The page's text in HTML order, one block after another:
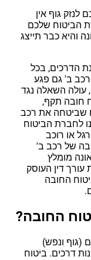
גוף אין
הביטוח שלכם
והיא כבר תייצג
הדרכים, בכל
רכב ב' גם פגע
עולה השאלה נגד
חובה תקף,
שביטחה את רכב
לחברת הביטוח
או רוכב
של רכב ב'
מומלץ
דין העוסק
החובה
החובה?
(גוף ונפש)
דרכים. ביטוח